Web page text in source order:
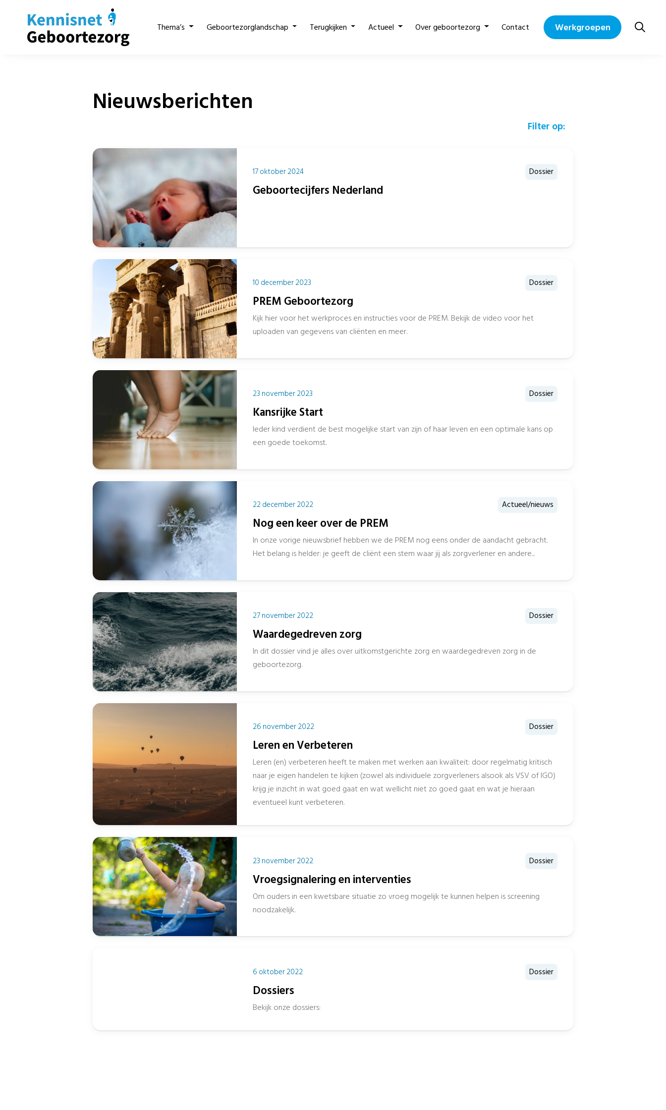
Thema’s Geboortezorglandschap Terugkijken Actueel Over geboortezorg Contact Werkgroepen
Nieuwsberichten
Filter op:
17 oktober 2024 Dossier
Geboortecijfers Nederland
10 december 2023 Dossier
PREM Geboortezorg
Kijk hier voor het werkproces en instructies voor de PREM. Bekijk de video voor het
uploaden van gegevens van cliënten en meer.
23 november 2023 Dossier
Kansrijke Start
Ieder kind verdient de best mogelijke start van zijn of haar leven en een optimale kans op
een goede toekomst.
22 december 2022 Actueel/nieuws
Nog een keer over de PREM
In onze vorige nieuwsbrief hebben we de PREM nog eens onder de aandacht gebracht.
Het belang is helder: je geeft de cliënt een stem waar jij als zorgverlener en andere...
27 november 2022 Dossier
Waardegedreven zorg
In dit dossier vind je alles over uitkomstgerichte zorg en waardegedreven zorg in de
geboortezorg.
26 november 2022 Dossier
Leren en Verbeteren
Leren (en) verbeteren heeft te maken met werken aan kwaliteit: door regelmatig kritisch
naar je eigen handelen te kijken (zowel als individuele zorgverleners alsook als VSV of IGO)
krijg je inzicht in wat goed gaat en wat wellicht niet zo goed gaat en wat je hieraan
eventueel kunt verbeteren.
23 november 2022 Dossier
Vroegsignalering en interventies
Om ouders in een kwetsbare situatie zo vroeg mogelijk te kunnen helpen is screening
noodzakelijk.
6 oktober 2022 Dossier
Dossiers
Bekijk onze dossiers: